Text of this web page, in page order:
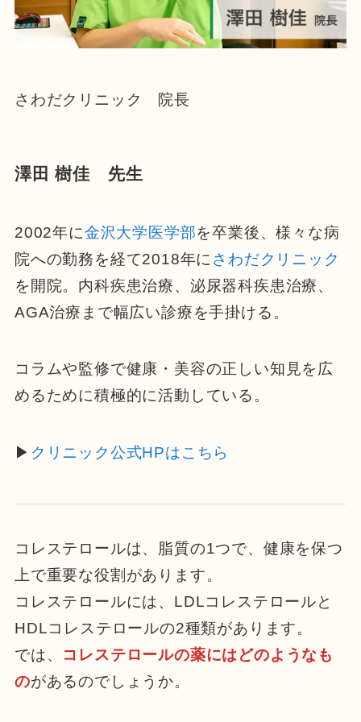
さわだクリニック 院長
澤田 樹佳 先生
2002年に金沢大学医学部を卒業後、様々な病
院への勤務を経て2018年に さわだクリニック
を開院。内科疾患治療、泌尿器科疾患治療、
AGA治療まで幅広い診療を手掛ける。
コラムや監修で健康・美容の正しい知見を広
めるために積極的に活動している。
▶ クリニック公式HPはこちら
コレステロールは、脂質の1つで、健康を保つ
上で重要な役割があります。
コレステロールには、LDLコレステロールと
HDLコレステロールの2種類があります。
では、 コレステロールの薬にはどのようなも
のがあるのでしょうか。